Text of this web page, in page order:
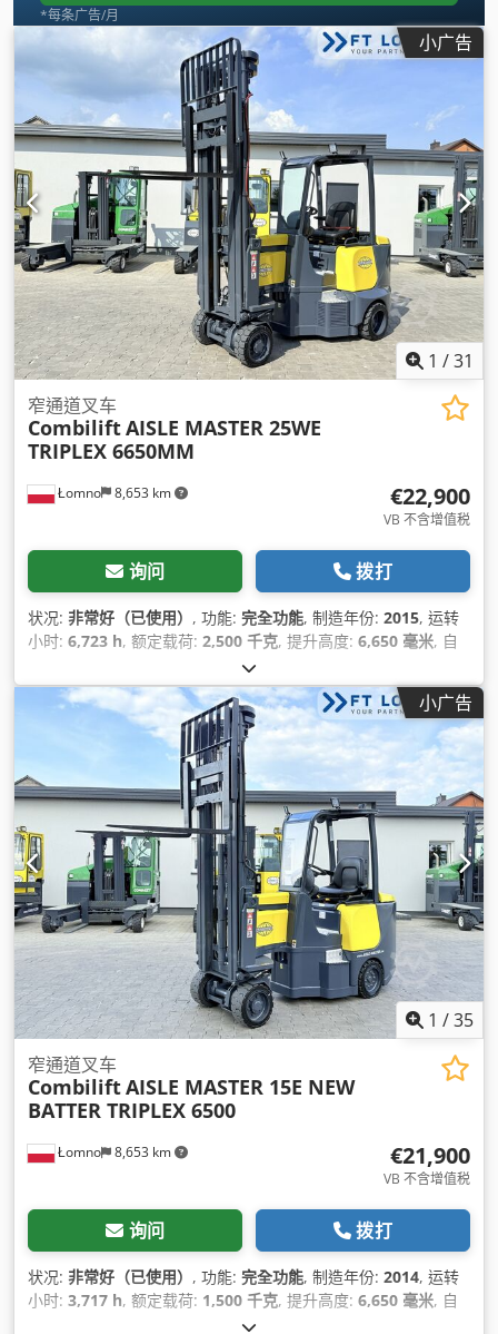
*每条广告/月
小广告
1 /31
Łomno 8,653 km
窄通道叉车
CombiliftAISLE MASTER 25WE
TRIPLEX 6650MM
€22,900
VB 不含增值税
询问 拨打
状况: 非常好（已使用） , 功能: 完全功能, 制造年份: 2015, 运转
小时: 6,723 h, 额定载荷: 2,500 千克, 提升高度: 6,650 毫米, 自
600 毫米
型:三重式 (triplex), 建筑高度:3,100 毫米, 发动机制造商:
ELECTRIC, 齿轮类型: 液压静力, 剩余电池容量:90 百分比, 电池
, 叉架宽度:840 毫米, 叉长:1,100 毫米
, 叉宽:
, 叉的厚度:40 毫米, 轮胎状况:100 百分比
, 前轮轮胎类
型:实心轮胎（黑色） , 前轮轮胎规格: 16 1/4 x 7 x 11 1/4
, 后轮
轮胎类型:实心轮胎（黑色）, 后轮轮胎尺寸:18 x 7 x 12 1/8, 总
重量:
9,500 千克, 空载重量:7,000 千克, 总高度: 2,250 毫米, 总
长度:
2,800 毫米, 总宽度: 1,420 毫米, 颜色:黄色 , 设备:
CE标志,
侧移, 前防护装置, 头部防护罩, 托盘叉, 照明,
小广告
1 /35
Łomno 8,653 km
窄通道叉车
CombiliftAISLE MASTER 15E NEW
BATTER TRIPLEX 6500
€21,900
VB 不含增值税
询问 拨打
状况: 非常好（已使用） , 功能: 完全功能, 制造年份: 2014, 运转
小时: 3,717 h, 额定载荷: 1,500 千克, 提升高度: 6,650 毫米, 自
600 毫米